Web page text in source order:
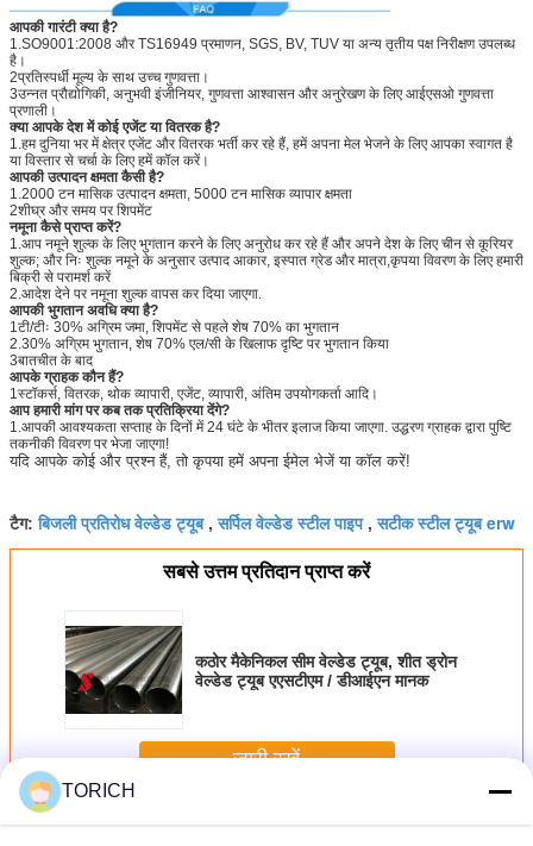
आपकी गारंटी क्या है?
1.SO9001:2008 और TS16949 प्रमाणन, SGS, BV, TUV या अन्य तृतीय पक्ष निरीक्षण उपलब्ध
है।
2प्रतिस्पर्धी मूल्य के साथ उच्च गुणवत्ता।
3उन्नत प्रौद्योगिकी, अनुभवी इंजीनियर, गुणवत्ता आश्वासन और अनुरेखण के लिए आईएसओ गुणवत्ता
प्रणाली।
क्या आपके देश में कोई एजेंट या वितरक है?
1.हम दुनिया भर में क्षेत्र एजेंट और वितरक भर्ती कर रहे हैं, हमें अपना मेल भेजने के लिए आपका स्वागत है
या विस्तार से चर्चा के लिए हमें कॉल करें।
आपकी उत्पादन क्षमता कैसी है?
1.2000 टन मासिक उत्पादन क्षमता, 5000 टन मासिक व्यापार क्षमता
2शीघ्र और समय पर शिपमेंट
नमूना कैसे प्राप्त करें?
1.आप नमूने शुल्क के लिए भुगतान करने के लिए अनुरोध कर रहे हैं और अपने देश के लिए चीन से कूरियर
शुल्क; और निः शुल्क नमूने के अनुसार उत्पाद आकार, इस्पात ग्रेड और मात्रा,कृपया विवरण के लिए हमारी
बिक्री से परामर्श करें
2.आदेश देने पर नमूना शुल्क वापस कर दिया जाएगा.
आपकी भुगतान अवधि क्या है?
1टी/टीः 30% अग्रिम जमा, शिपमेंट से पहले शेष 70% का भुगतान
2.30% अग्रिम भुगतान, शेष 70% एल/सी के खिलाफ दृष्टि पर भुगतान किया
3बातचीत के बाद
आपके ग्राहक कौन हैं?
1स्टॉकर्स, वितरक, थोक व्यापारी, एजेंट, व्यापारी, अंतिम उपयोगकर्ता आदि।
आप हमारी मांग पर कब तक प्रतिक्रिया देंगे?
1.आपकी आवश्यकता सप्ताह के दिनों में 24 घंटे के भीतर इलाज किया जाएगा. उद्धरण ग्राहक द्वारा पुष्टि
तकनीकी विवरण पर भेजा जाएगा!
यदि आपके कोई और प्रश्न हैं, तो कृपया हमें अपना ईमेल भेजें या कॉल करें!
टैग:बिजली प्रतिरोध वेल्डेड ट्यूब,सर्पिल वेल्डेड स्टील पाइप,सटीक स्टील ट्यूब erw
सबसे उत्तम प्रतिदान प्राप्त करें
कठोर मैकेनिकल सीम वेल्डेड ट्यूब, शीत ड्रोन
वेल्डेड ट्यूब एएसटीएम / डीआईएन मानक
जारी रखें
अधिकवेल्डेड स्टील ट्यूब
TORICH